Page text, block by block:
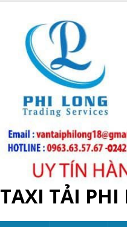
TAXI TẢI PHI